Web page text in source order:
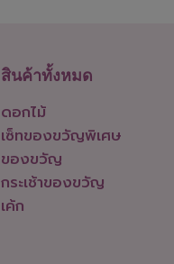
สินค้าทั้งหมด
ดอกไม้
เซ็ทของขวัญพิเศษ
ของขวัญ
กระเช้าของขวัญ
เค้ก